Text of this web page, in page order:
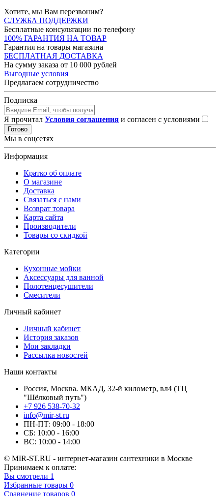
Хотите, мы Вам перезвоним?
СЛУЖБА ПОДДЕРЖКИ
Бесплатные консультации по телефону
100% ГАРАНТИЯ НА ТОВАР
Гарантия на товары магазина
БЕСПЛАТНАЯ ДОСТАВКА
На сумму заказа от 10 000 рублей
Выгодные условия
Предлагаем сотрудничество
Подписка
Я прочитал Условия соглашения и согласен с условиями
Готово
Мы в соцсетях
Информация
Кратко об оплате
О магазине
Доставка
Связаться с нами
Возврат товара
Карта сайта
Производители
Товары со скидкой
Категории
Кухонные мойки
Аксессуары для ванной
Полотенцесушители
Смесители
Личный кабинет
Личный кабинет
История заказов
Мои закладки
Рассылка новостей
Наши контакты
Россия, Москва. МКАД, 32-й километр, вл4 (ТЦ
"Шёлковый путь")
+7 926 538-70-32
info@mir-st.ru
ПН-ПТ: 09:00 - 18:00
СБ: 10:00 - 16:00
ВС: 10:00 - 14:00
© MIR-ST.RU - интернет-магазин сантехники в Москве
Принимаем к оплате:
Вы смотрели 1
Избранные товары 0
Сравнение товаров 0